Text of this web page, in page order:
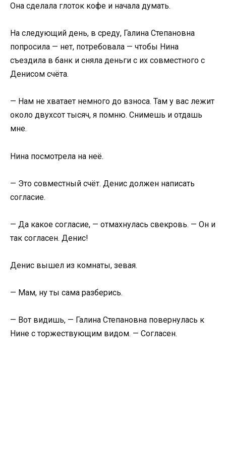
Она сделала глоток кофе и начала думать.
На следующий день, в среду, Галина Степановна
попросила — нет, потребовала — чтобы Нина
съездила в банк и сняла деньги с их совместного с
Денисом счёта.
— Нам не хватает немного до взноса. Там у вас лежит
около двухсот тысяч, я помню. Снимешь и отдашь
мне.
Нина посмотрела на неё.
— Это совместный счёт. Денис должен написать
согласие.
— Да какое согласие, — отмахнулась свекровь. — Он и
так согласен. Денис!
Денис вышел из комнаты, зевая.
— Мам, ну ты сама разберись.
— Вот видишь, — Галина Степановна повернулась к
Нине с торжествующим видом. — Согласен.